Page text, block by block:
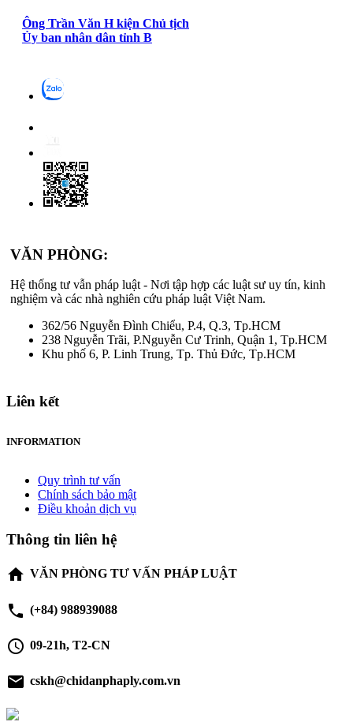
Ông Trần Văn H kiện Chủ tịch
Ủy ban nhân dân tỉnh B
VĂN PHÒNG:
Hệ thống tư vẫn pháp luật - Nơi tập hợp các luật sư uy tín, kinh
nghiệm và các nhà nghiên cứu pháp luật Việt Nam.
362/56 Nguyễn Đình Chiểu, P.4, Q.3, Tp.HCM
238 Nguyễn Trãi, P.Nguyễn Cư Trinh, Quận 1, Tp.HCM
Khu phố 6, P. Linh Trung, Tp. Thủ Đức, Tp.HCM
Liên kết
INFORMATION
Quy trình tư vấn
Chính sách bảo mật
Điều khoản dịch vụ
Thông tin liên hệ
home VĂN PHÒNG TƯ VẤN PHÁP LUẬT
phone (+84) 988939088
schedule 09-21h, T2-CN
email cskh@chidanphaply.com.vn